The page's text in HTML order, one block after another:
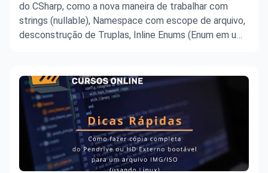
do CSharp, como a nova maneira de trabalhar com
strings (nullable), Namespace com escope de arquivo,
desconstrução de Truplas, Inline Enums (Enum em uma